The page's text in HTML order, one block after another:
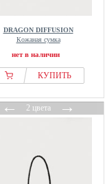
DRAGON DIFFUSION
Кожаная сумка
нет в наличии
КУПИТЬ
←2 цвета→